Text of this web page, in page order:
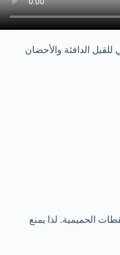
الدافئة والأحضان
الحميمية. لذا يمنع